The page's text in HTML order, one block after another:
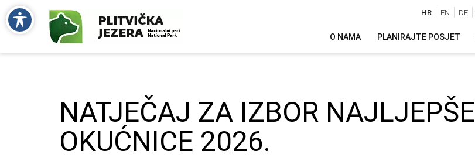
HR EN DE
O NAMA PLANIRAJTE POSJET
NATJEČAJ ZA IZBOR NAJLJEPŠE
OKUĆNICE 2026.